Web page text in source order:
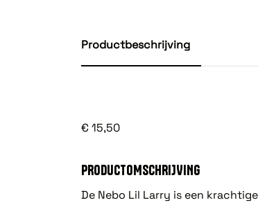
Productbeschrijving
€ 15,50
PRODUCTOMSCHRIJVING
De Nebo Lil Larry is een